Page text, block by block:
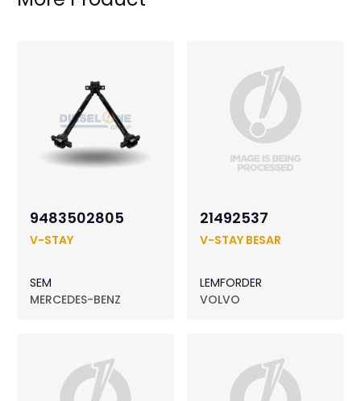
9483502805
V-STAY
SEM
MERCEDES-BENZ
21492537
V-STAY BESAR
LEMFORDER
VOLVO